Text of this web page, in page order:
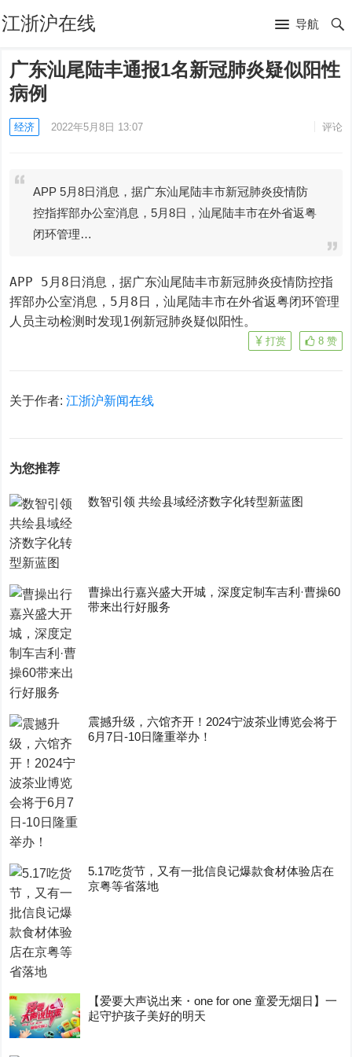
江浙沪在线 导航
广东汕尾陆丰通报1名新冠肺炎疑似阳性
病例
经济 2022年5月8日 13:07 评论
APP 5月8日消息，据广东汕尾陆丰市新冠肺炎疫情防
控指挥部办公室消息，5月8日，汕尾陆丰市在外省返粤
闭环管理…
APP 5月8日消息，据广东汕尾陆丰市新冠肺炎疫情防控指
挥部办公室消息，5月8日，汕尾陆丰市在外省返粤闭环管理
人员主动检测时发现1例新冠肺炎疑似阳性。
8 赞
打赏
关于作者:江浙沪新闻在线
为您推荐
数智引领 共绘县域经济数字化转型新蓝图
曹操出行嘉兴盛大开城，深度定制车吉利·曹操60
带来出行好服务
震撼升级，六馆齐开！2024宁波茶业博览会将于
6月7日-10日隆重举办！
5.17吃货节，又有一批信良记爆款食材体验店在
京粤等省落地
【爱要大声说出来・one for one 童爱无烟日】一
起守护孩子美好的明天